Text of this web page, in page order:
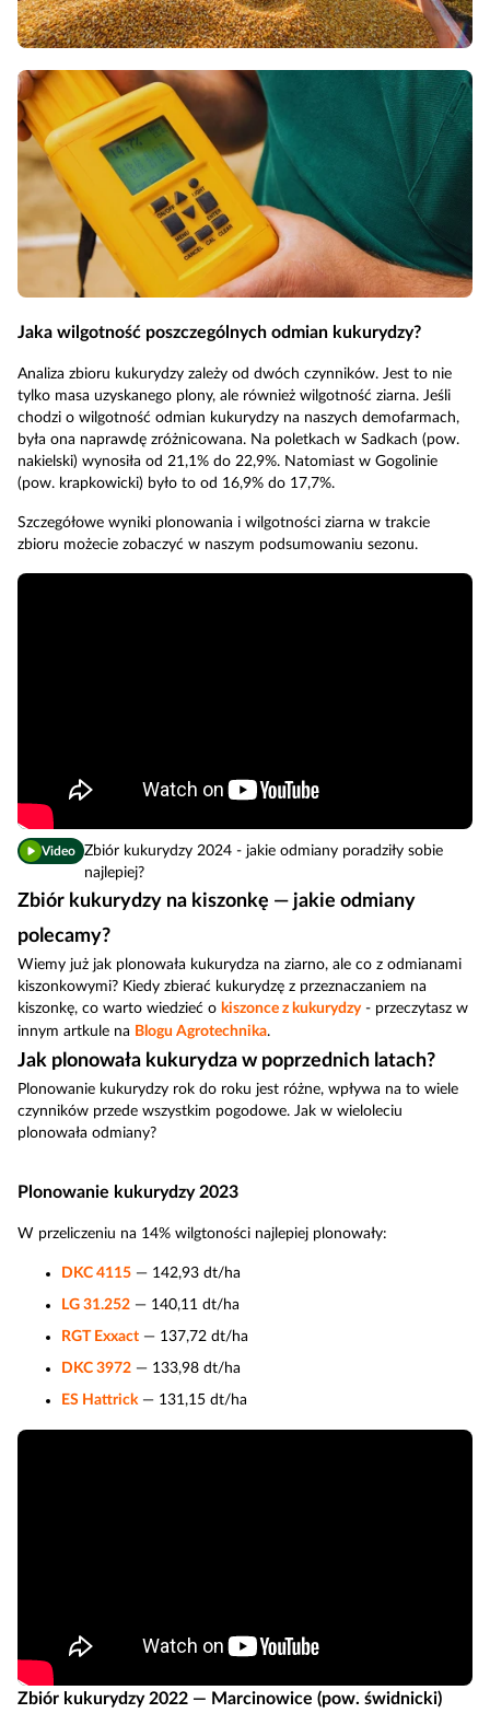
Jaka wilgotność poszczególnych odmian kukurydzy?
Analiza zbioru kukurydzy zależy od dwóch czynników. Jest to nie
tylko masa uzyskanego plony, ale również wilgotność ziarna. Jeśli
chodzi o wilgotność odmian kukurydzy na naszych demofarmach,
była ona naprawdę zróżnicowana. Na poletkach w Sadkach (pow.
nakielski) wynosiła od 21,1% do 22,9%. Natomiast w Gogolinie
(pow. krapkowicki) było to od 16,9% do 17,7%.
Szczegółowe wyniki plonowania i wilgotności ziarna w trakcie
zbioru możecie zobaczyć w naszym podsumowaniu sezonu.
Video
Zbiór kukurydzy 2024 - jakie odmiany poradziły sobie
najlepiej?
Zbiór kukurydzy na kiszonkę — jakie odmiany
polecamy?
Wiemy już jak plonowała kukurydza na ziarno, ale co z odmianami
kiszonkowymi? Kiedy zbierać kukurydzę z przeznaczaniem na
kiszonkę, co warto wiedzieć o kiszonce z kukurydzy- przeczytasz w
innym artkule na Blogu Agrotechnika.
Jak plonowała kukurydza w poprzednich latach?
Plonowanie kukurydzy rok do roku jest różne, wpływa na to wiele
czynników przede wszystkim pogodowe. Jak w wieloleciu
plonowała odmiany?
Plonowanie kukurydzy 2023
W przeliczeniu na 14% wilgtoności najlepiej plonowały:
DKC 4115 — 142,93 dt/ha
LG 31.252 — 140,11 dt/ha
RGT Exxact — 137,72 dt/ha
DKC 3972 — 133,98 dt/ha
ES Hattrick — 131,15 dt/ha
Zbiór kukurydzy 2022 — Marcinowice (pow. świdnicki)